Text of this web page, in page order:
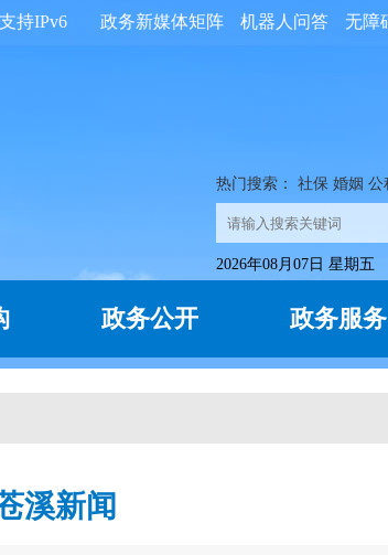
无障
机器人问答
政务新媒体矩阵
持IPv6
热门搜索： 社保 婚姻 公
2026年08月07日 星期五
政务公开 政务服务
溪新闻